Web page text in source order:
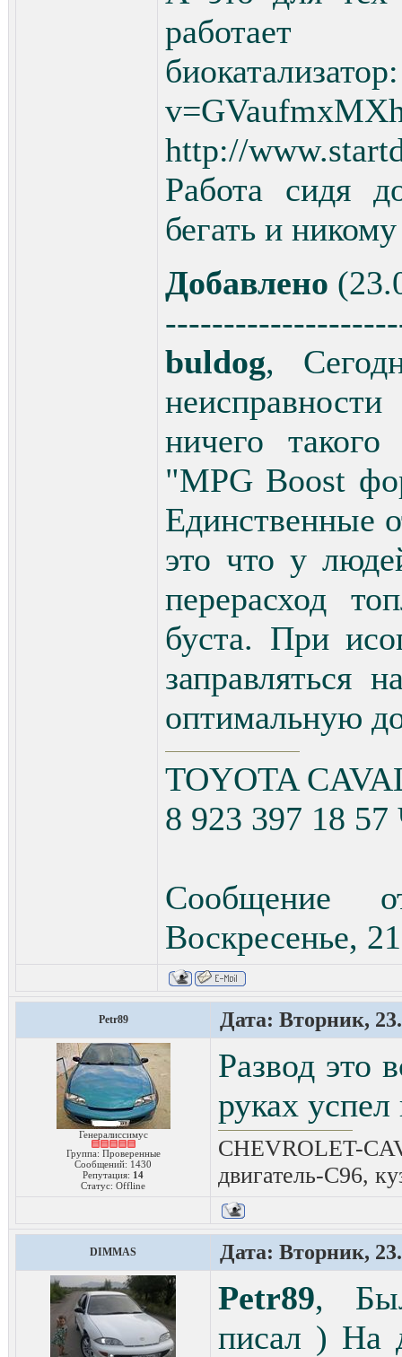
работает
http://
Работа сидя
бегать и
Добавлено
buldog,
ничего
"MPG Boost
Единственные
это что у
перерасход
буста. При
заправляться
оптимальную
TOYOTA
8 923 397 18
Сообщение
Воскресенье,
Petr89 Дата: Вторник,
Генералиссимус
Группа: Проверенные
Сообщений: 1430
Репутация: 14
Статус: Offline
Развод это
руках
CHEVROLET-
двигатель-C96,
DIMMAS Дата: Вторник,
Petr89,
писал ) На